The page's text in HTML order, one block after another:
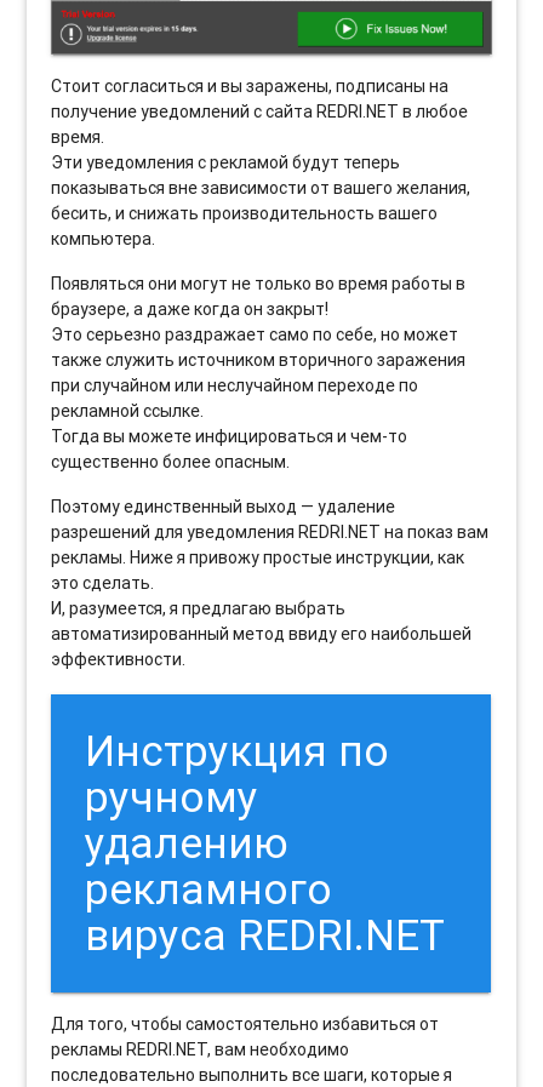
Стоит согласиться и вы заражены, подписаны на
получение уведомлений с сайта REDRI.NET в любое
время.
Эти уведомления с рекламой будут теперь
показываться вне зависимости от вашего желания,
бесить, и снижать производительность вашего
компьютера.
Появляться они могут не только во время работы в
браузере, а даже когда он закрыт!
Это серьезно раздражает само по себе, но может
также служить источником вторичного заражения
при случайном или неслучайном переходе по
рекламной ссылке.
Тогда вы можете инфицироваться и чем-то
существенно более опасным.
Поэтому единственный выход — удаление
разрешений для уведомления REDRI.NET на показ вам
рекламы. Ниже я привожу простые инструкции, как
это сделать.
И, разумеется, я предлагаю выбрать
автоматизированный метод ввиду его наибольшей
эффективности.
Инструкция по
ручному
удалению
рекламного
вируса REDRI.NET
Для того, чтобы самостоятельно избавиться от
рекламы REDRI.NET, вам необходимо
последовательно выполнить все шаги, которые я